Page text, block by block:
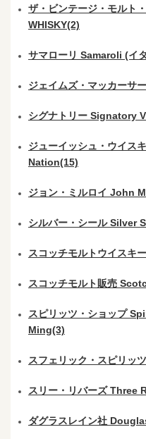
ザ・ビンテージ・モルト
WHISKY(2)
サマローリ Samaroli (イ
ジェイムズ・マッカーサ
シグナトリー Signatory
ジューイッシュ・ウイス
Nation(15)
ジョン・ミルロイ John
シルバー・シール Silver
スコッチモルトウイスキ
スコッチモルト販売
スピリッツ・ショップ
Ming(3)
スフェリック・スピリッ
スリー・リバーズ Three
ダグラスレイン社